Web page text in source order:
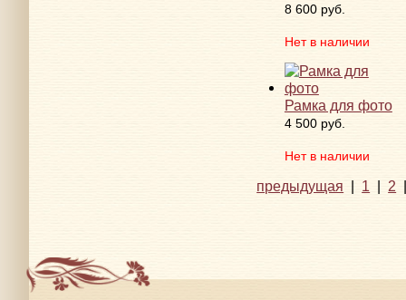
8 600 руб.
Нет в наличии
Рамка для фото
4 500 руб.
Нет в наличии
предыдущая | 1 | 2